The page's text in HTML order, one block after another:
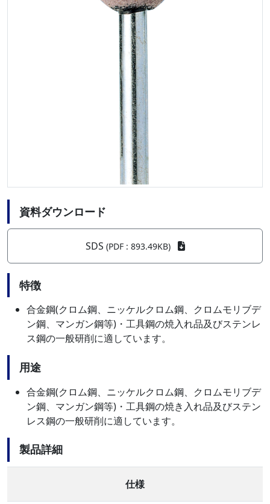
資料ダウンロード
SDS (PDF : 893.49KB)
特徴
合金鋼(クロム鋼、ニッケルクロム鋼、クロムモリブデ
ン鋼、マンガン鋼等)・工具鋼の焼入れ品及びステンレ
ス鋼の一般研削に適しています。
用途
合金鋼(クロム鋼、ニッケルクロム鋼、クロムモリブデ
ン鋼、マンガン鋼等)・工具鋼の焼き入れ品及びステン
レス鋼の一般研削に適しています。
製品詳細
仕様